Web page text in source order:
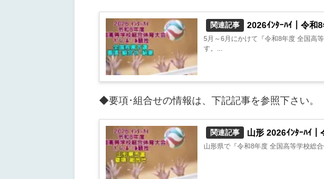
関連記事 2026ｲﾝﾀｰﾊｲ｜令和
5月～6月にかけて『令和8年度 全国高
す。...
◆要項･組合せの情報は、下記記事を参照下さい。
関連記事 山形 2026ｲﾝﾀｰﾊｲ
山形県で『令和8年度 全国高等学校総